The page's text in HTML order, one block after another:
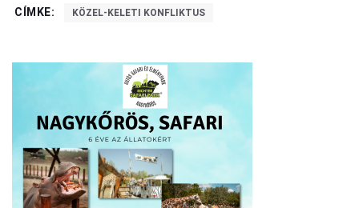
CÍMKE: KÖZEL-KELETI KONFLIKTUS